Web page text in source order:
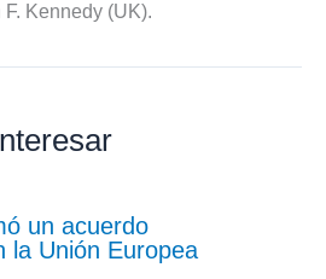
F. Kennedy (UK).
un acuerdo
la Unión Europea